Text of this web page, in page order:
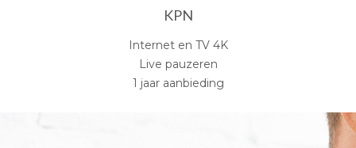
KPN
Internet en TV 4K
Live pauzeren
1 jaar aanbieding